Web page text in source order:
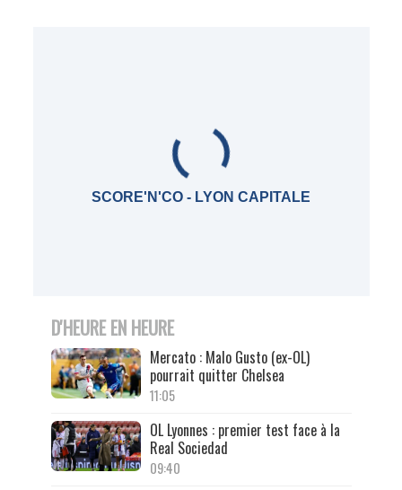
SCORE'N'CO - LYON CAPITALE
D'HEURE EN HEURE
Mercato : Malo Gusto (ex-OL)
pourrait quitter Chelsea
11:05
OL Lyonnes : premier test face à la
Real Sociedad
09:40